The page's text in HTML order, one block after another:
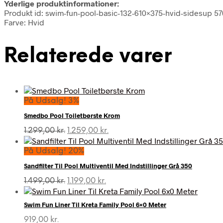
Yderlige produktinformationer:
Produkt id: swim-fun-pool-basic-132-610×375-hvid-sidesup
Farve: Hvid
Relaterede varer
På Udsalg! 3%
Smedbo Pool Toiletbørste Krom
1.299,00kr. Den
oprindelige
pris
1.299,00 kr..
1.259,00 kr.
aktuelle
1.259,00 kr..
På Udsalg! 20%
Sandfilter Til Pool Multiventil Med Indstillinger Grå 350
1.499,00kr. Den
oprindelige
var:
1.199,00 kr.
aktuelle
er:
Swim Fun Liner Til Kreta Family Pool 6×0 Meter
919,00 kr.